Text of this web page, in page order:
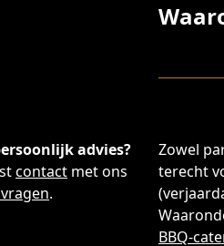
advies?
contact met ons
.
Zowel
terecht
BBQ-